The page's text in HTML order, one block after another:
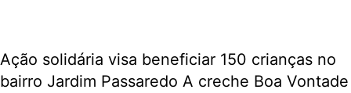
Ação solidária visa beneficiar 150 crianças no
bairro Jardim Passaredo A creche Boa Vontade